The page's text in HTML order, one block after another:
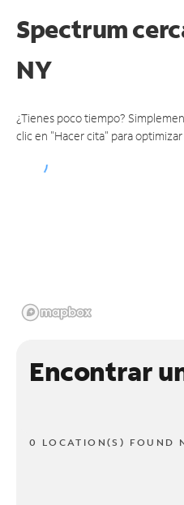
Spectrum
NY
¿Tienes poco tiempo?
clic en "Hacer cita" para
Encontrar
0 LOCATION(S) FOUND